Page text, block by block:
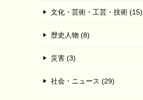
文化・芸術・工芸・技術 (15)
歴史人物 (8)
災害 (3)
社会・ニュース (29)